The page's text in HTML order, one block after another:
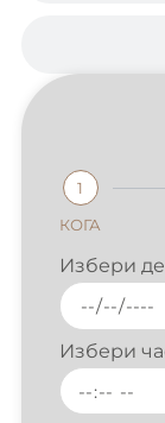
1
КОГА
Избери
Избери